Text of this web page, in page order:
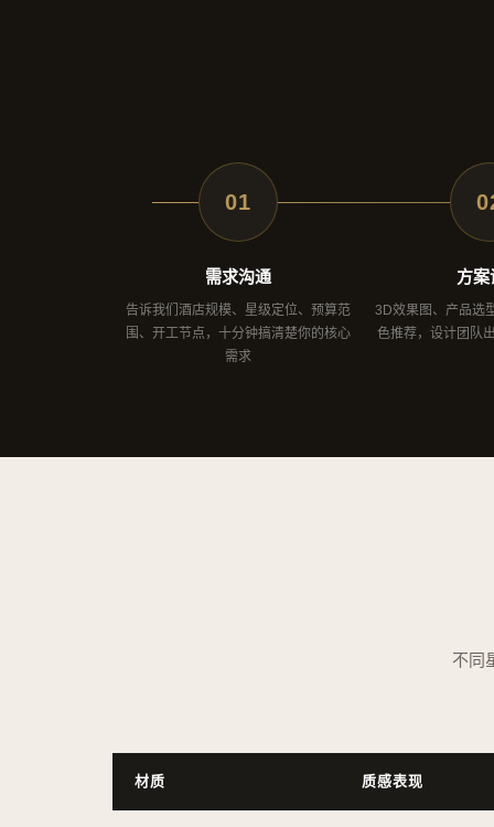
01
需求沟通
告诉我们酒店规模、星级定位、预算范
围、开工节点，十分钟搞清楚你的核心
需求
方案
3D效果图、产品选
色推荐，设计团队
不同
材质 质感表现